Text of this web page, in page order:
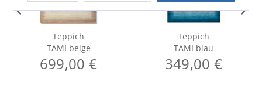
Teppich
TAMI beige
699,00 €
Teppich
TAMI blau
349,00 €